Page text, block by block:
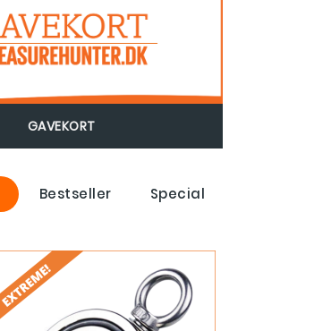
GAVEKORT
Bestseller Special